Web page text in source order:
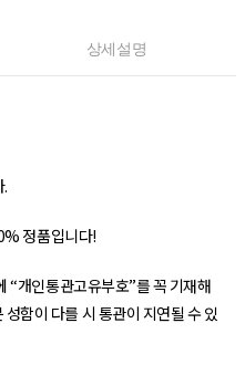
상세설명
.
정품입니다!
“개인통관고유부호”를 꼭 기재해
함이 다를 시 통관이 지연될 수 있